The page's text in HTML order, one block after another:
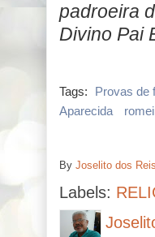
padroeira
Divino Pai
Tags: Provas de
Aparecida
By Joselito dos
Labels: